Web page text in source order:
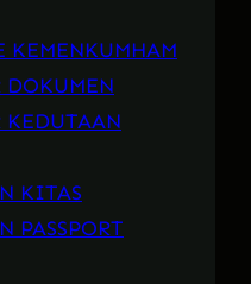
KEMENKUMHAM
DOKUMEN
KEDUTAAN
KITAS
PASSPORT